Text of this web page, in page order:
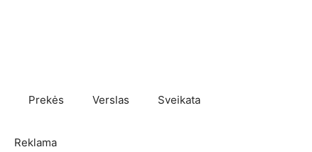
Prekės Verslas Sveikata
Reklama